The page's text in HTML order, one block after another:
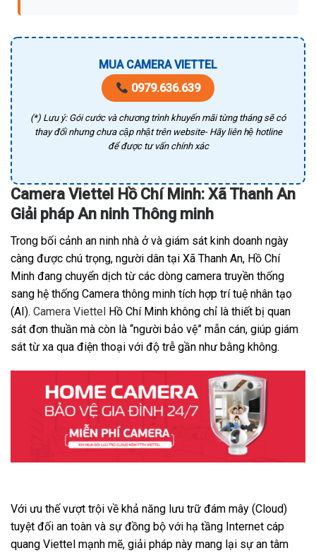
MUA CAMERA VIETTEL
0979.636.639
(*) Lưu ý: Gói cước và chương trình khuyến mãi từng tháng sẽ có
thay đổi nhưng chưa cập nhật trên website- Hãy liên hệ hotline
để được tư vấn chính xác
Camera Viettel Hồ Chí Minh: Xã Thanh An
Giải pháp An ninh Thông minh
Trong bối cảnh an ninh nhà ở và giám sát kinh doanh ngày
càng được chú trọng, người dân tại Xã Thanh An, Hồ Chí
Minh đang chuyển dịch từ các dòng camera truyền thống
sang hệ thống Camera thông minh tích hợp trí tuệ nhân tạo
(AI). Camera Viettel
Hồ Chí Minh không chỉ là thiết bị quan
sát đơn thuần mà còn là “người bảo vệ” mẫn cán, giúp giám
sát từ xa qua điện thoại với độ trễ gần như bằng không.
Với ưu thế vượt trội về khả năng lưu trữ đám mây (Cloud)
tuyệt đối an toàn và sự đồng bộ với hạ tầng Internet cáp
quang Viettel mạnh mẽ, giải pháp này mang lại sự an tâm